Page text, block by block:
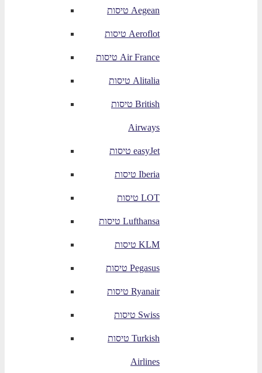
טיסות Aegean
טיסות Aeroflot
טיסות Air France
טיסות Alitalia
טיסות British
Airways
טיסות easyJet
טיסות Iberia
טיסות LOT
טיסות Lufthansa
טיסות KLM
טיסות Pegasus
טיסות Ryanair
טיסות Swiss
טיסות Turkish
Airlines